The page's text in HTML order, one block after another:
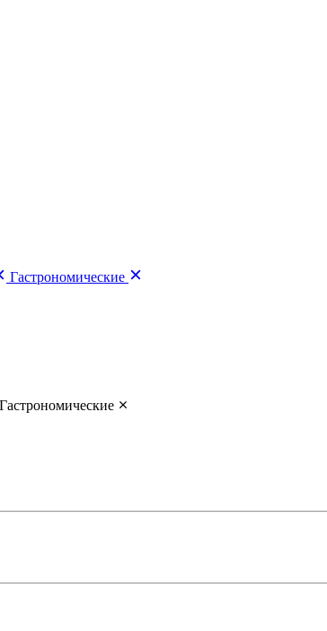
Гастрономические
Гастрономические